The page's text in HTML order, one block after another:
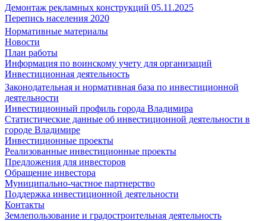
Демонтаж рекламных конструкций 05.11.2025
Перепись населения 2020
Нормативные материалы
Новости
План работы
Информация по воинскому учету для организаций
Инвестиционная деятельность
Законодательная и нормативная база по инвестиционной
деятельности
Инвестиционный профиль города Владимира
Статистические данные об инвестиционной деятельности в
городе Владимире
Инвестиционные проекты
Реализованные инвестиционные проекты
Предложения для инвесторов
Обращение инвестора
Муниципально-частное партнерство
Поддержка инвестиционной деятельности
Контакты
Землепользование и градостроительная деятельность